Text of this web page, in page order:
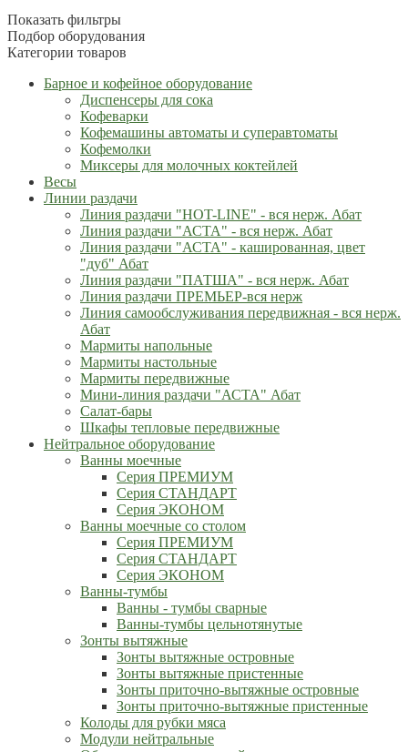
Показать фильтры
Подбор оборудования
Категории товаров
Барное и кофейное оборудование
Диспенсеры для сока
Кофеварки
Кофемашины автоматы и суперавтоматы
Кофемолки
Миксеры для молочных коктейлей
Весы
Линии раздачи
Линия раздачи "HOT-LINE" - вся нерж. Абат
Линия раздачи "АСТА" - вся нерж. Абат
Линия раздачи "АСТА" - кашированная, цвет
"дуб" Абат
Линия раздачи "ПАТША" - вся нерж. Абат
Линия раздачи ПРЕМЬЕР-вся нерж
Линия самообслуживания передвижная - вся нерж.
Абат
Мармиты напольные
Мармиты настольные
Мармиты передвижные
Мини-линия раздачи "АСТА" Абат
Салат-бары
Шкафы тепловые передвижные
Нейтральное оборудование
Ванны моечные
Серия ПРЕМИУМ
Серия СТАНДАРТ
Серия ЭКОНОМ
Ванны моечные со столом
Серия ПРЕМИУМ
Серия СТАНДАРТ
Серия ЭКОНОМ
Ванны-тумбы
Ванны - тумбы сварные
Ванны-тумбы цельнотянутые
Зонты вытяжные
Зонты вытяжные островные
Зонты вытяжные пристенные
Зонты приточно-вытяжные островные
Зонты приточно-вытяжные пристенные
Колоды для рубки мяса
Модули нейтральные